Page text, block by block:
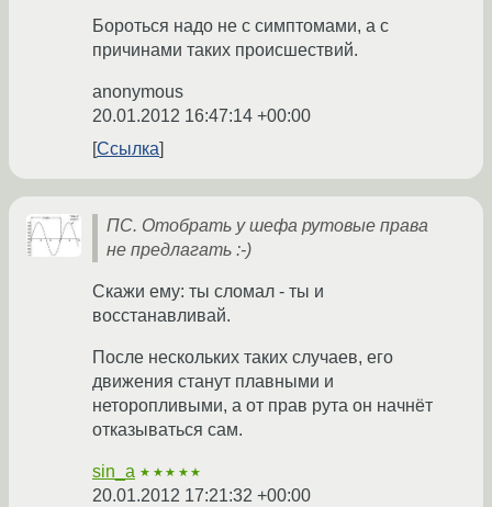
Бороться надо не с симптомами, а с
причинами таких происшествий.
anonymous
20.01.2012 16:47:14 +00:00
Ссылка
ПС. Отобрать у шефа рутовые права
не предлагать :-)
Скажи ему: ты сломал - ты и
восстанавливай.
После нескольких таких случаев, его
движения станут плавными и
неторопливыми, а от прав рута он начнёт
отказываться сам.
sin_a ★★★★★
20.01.2012 17:21:32 +00:00